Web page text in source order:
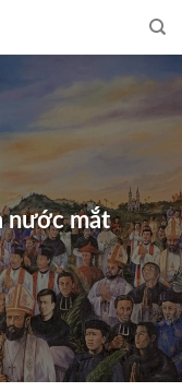
nước mắt